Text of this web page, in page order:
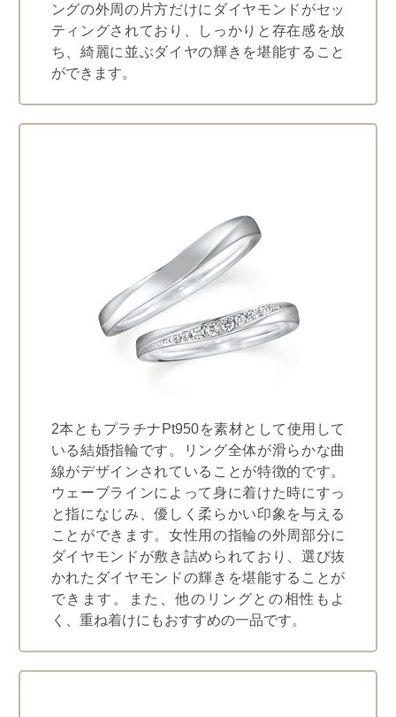
ングの外周の片方だけにダイヤモンドがセッ
ティングされており、しっかりと存在感を放
ち、綺麗に並ぶダイヤの輝きを堪能すること
ができます。
2本ともプラチナPt950を素材として使用して
いる結婚指輪です。リング全体が滑らかな曲
線がデザインされていることが特徴的です。
ウェーブラインによって身に着けた時にすっ
と指になじみ、優しく柔らかい印象を与える
ことができます。女性用の指輪の外周部分に
ダイヤモンドが敷き詰められており、選び抜
かれたダイヤモンドの輝きを堪能することが
できます。また、他のリングとの相性もよ
く、重ね着けにもおすすめの一品です。